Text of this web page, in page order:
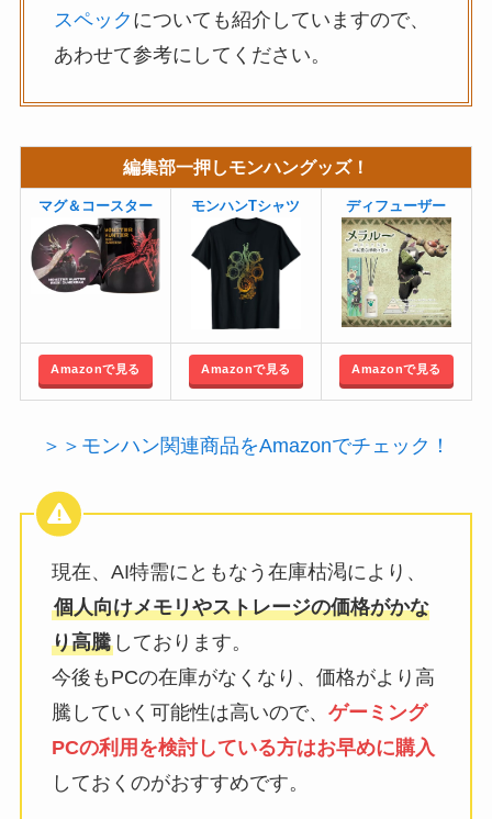
スペック についても紹介していますので、
あわせて参考にしてください。
編集部一押しモンハングッズ！
マグ＆コースター モンハンTシャツ ディフューザー
Amazonで見る Amazonで見る Amazonで見る
＞＞モンハン関連商品をAmazonでチェック！
現在、AI特需にともなう在庫枯渇により、
個人向けメモリやストレージの価格がかな
り高騰しております。
今後もPCの在庫がなくなり、価格がより高
騰していく可能性は高いので、 ゲーミング
PCの利用を検討している方はお早めに購入
しておくのがおすすめです。